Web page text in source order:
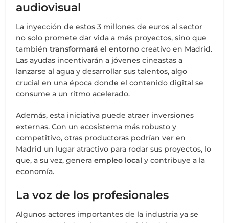
audiovisual
La inyección de estos 3 millones de euros al sector
no solo promete dar vida a más proyectos, sino que
tambiéntransformará el entorno creativo en Madrid.
Las ayudas incentivarán a jóvenes cineastas a
lanzarse al agua y desarrollar sus talentos, algo
crucial en una época donde el contenido digital se
consume a un ritmo acelerado.
Además, esta iniciativa puede atraer inversiones
externas. Con un ecosistema más robusto y
competitivo, otras productoras podrían ver en
Madrid un lugar atractivo para rodar sus proyectos, lo
que, a su vez, generaempleo local y contribuye a la
economía.
La voz de los profesionales
Algunos actores importantes de la industria ya se